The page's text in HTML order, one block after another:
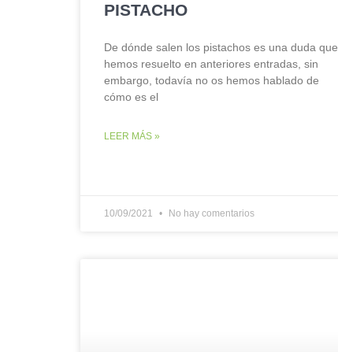
PISTACHO
De dónde salen los pistachos es una duda que
hemos resuelto en anteriores entradas, sin
embargo, todavía no os hemos hablado de
cómo es el
LEER MÁS »
10/09/2021 No hay comentarios